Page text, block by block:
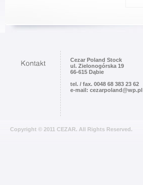
Cezar Poland Stock
ul. Zielonogórska 19
66-615 Dąbie
tel. / fax. 0048 68 383 23 62
e-mail: cezarpoland@wp.pl
Copyright © 2011 CEZAR. All Rights Reserved.